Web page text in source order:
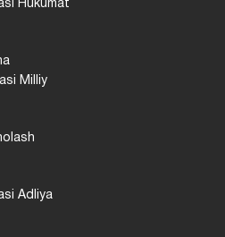
Hukumat
Milliy
Adliya